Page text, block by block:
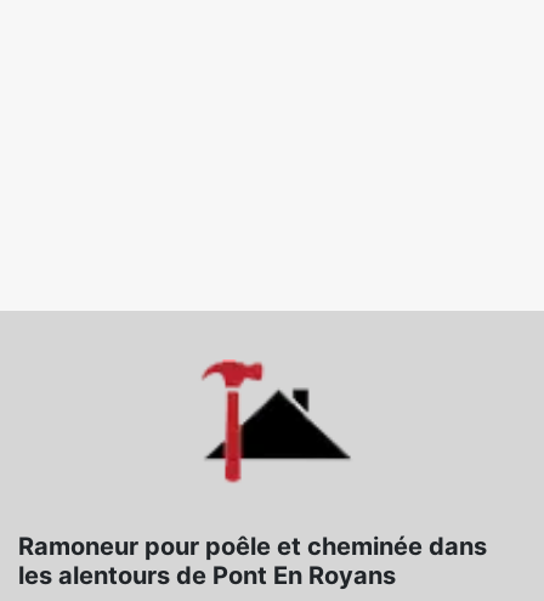
Ramoneur pour poêle et cheminée dans
les alentours de Pont En Royans